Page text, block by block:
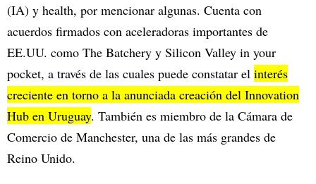
(IA) y health, por mencionar algunas. Cuenta con
acuerdos firmados con aceleradoras importantes de
EE.UU. como The Batchery y Silicon Valley in your
pocket, a través de las cuales puede constatar el interés
creciente en torno a la anunciada creación del Innovation
Hub en Uruguay. También es miembro de la Cámara de
Comercio de Manchester, una de las más grandes de
Reino Unido.